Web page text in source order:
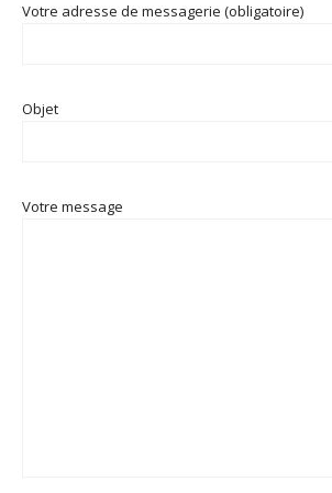
Votre adresse de messagerie (obligatoire)
Objet
Votre message